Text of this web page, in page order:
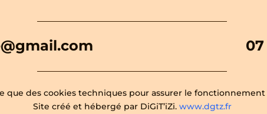
que des cookies techniques pour assurer le
Site créé et hébergé par DiGiT’iZi. www.dgtz.fr